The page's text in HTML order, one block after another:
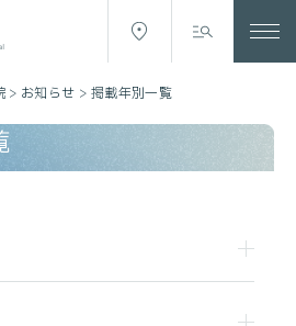
>お知らせ >掲載年別一覧